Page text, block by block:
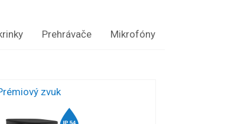
Prehrávače Mikrofóny
zvuk